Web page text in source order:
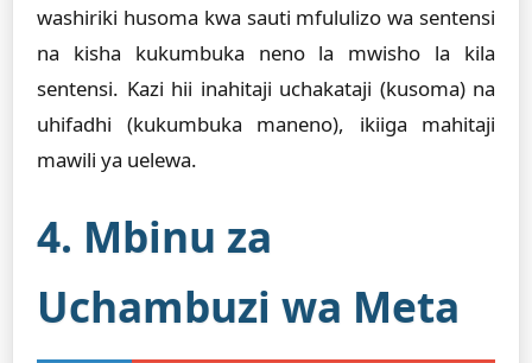
washiriki husoma kwa sauti mfululizo wa sentensi
na kisha kukumbuka neno la mwisho la kila
sentensi. Kazi hii inahitaji uchakataji (kusoma) na
uhifadhi (kukumbuka maneno), ikiiga mahitaji
mawili ya uelewa.
4. Mbinu za
Uchambuzi wa Meta